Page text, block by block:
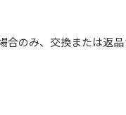
のみ、交換または返